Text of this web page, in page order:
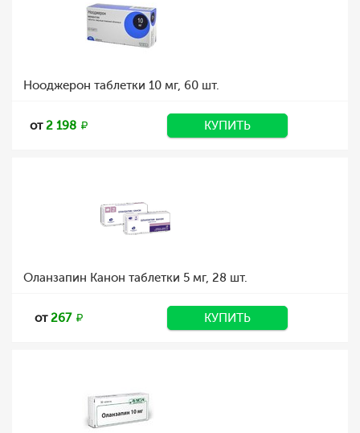
Нооджерон таблетки 10 мг, 60 шт.
от2 198 КУПИТЬ
Оланзапин Канон таблетки 5 мг, 28 шт.
от267 КУПИТЬ